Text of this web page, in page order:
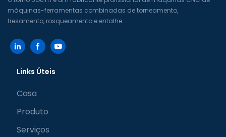
máquinas-ferramentas combinadas de torneamento,
fresamento, rosqueamento e entalhe.
Links Úteis
Casa
Produto
Serviços